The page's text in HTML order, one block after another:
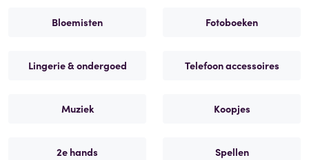
Bloemisten Fotoboeken
Lingerie & ondergoed Telefoon accessoires
Muziek Koopjes
2e hands Spellen